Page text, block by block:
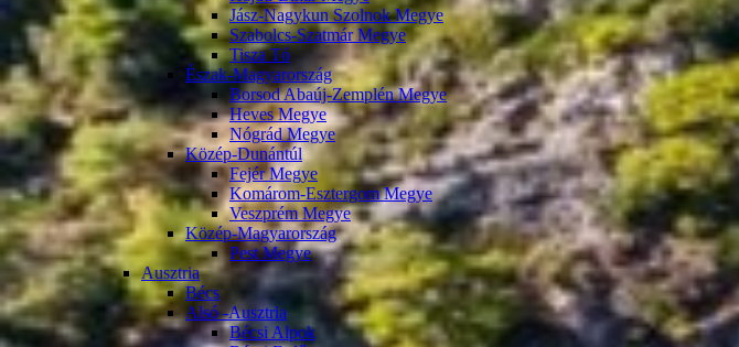
Jász-Nagykun Szolnok Megye
Szabolcs-Szatmár Megye
Tisza Tó
Észak-Magyarország
Borsod Abaúj-Zemplén Megye
Heves Megye
Nógrád Megye
Közép-Dunántúl
Fejér Megye
Komárom-Esztergom Megye
Veszprém Megye
Közép-Magyarország
Pest Megye
Ausztria
Bécs
Alsó -Ausztria
Bécsi Alpok